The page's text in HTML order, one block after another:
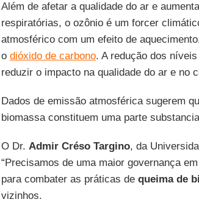
Além de afetar a qualidade do ar e
respiratórias, o ozônio é um forcer
atmosférico com um efeito de
o dióxido de carbono. A redução dos
reduzir o impacto na qualidade do ar e no
Dados de emissão atmosférica sugerem
biomassa constituem uma parte
O Dr. Admir Créso Targino, da
“Precisamos de uma maior governança
para combater as práticas de queima de
vizinhos.